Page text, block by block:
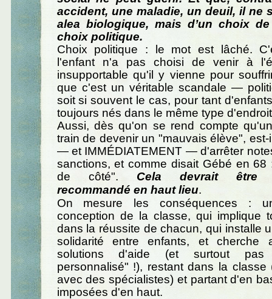
accident, une maladie, un deuil, il ne
alea biologique, mais d’un choix de
choix politique.
Choix politique : le mot est lâché.
l'enfant n'a pas choisi de venir à
insupportable qu'il y vienne pour
que c'est un véritable scandale —
soit si souvent le cas, pour tant
toujours nés dans le même type
Aussi, dès qu'on se rend compte
train de devenir un "mauvais élève",
— et IMMÉDIATEMENT — d'arrêter
sanctions, et comme disait Gébé en
de côté". Cela devrait être
recommandé en haut lieu.
On mesure les conséquences :
conception de la classe, qui implique
dans la réussite de chacun, qui installe
solidarité entre enfants, et cherche
solutions d'aide (et surtout
personnalisé" !), restant dans la classe
avec des spécialistes) et partant d'en
imposées d'en haut.